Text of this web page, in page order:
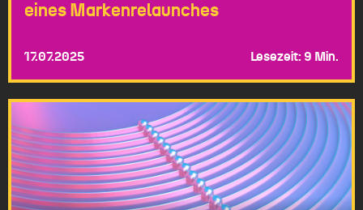
eines Markenrelaunches
17.07.2025 Lesezeit: 9 Min.